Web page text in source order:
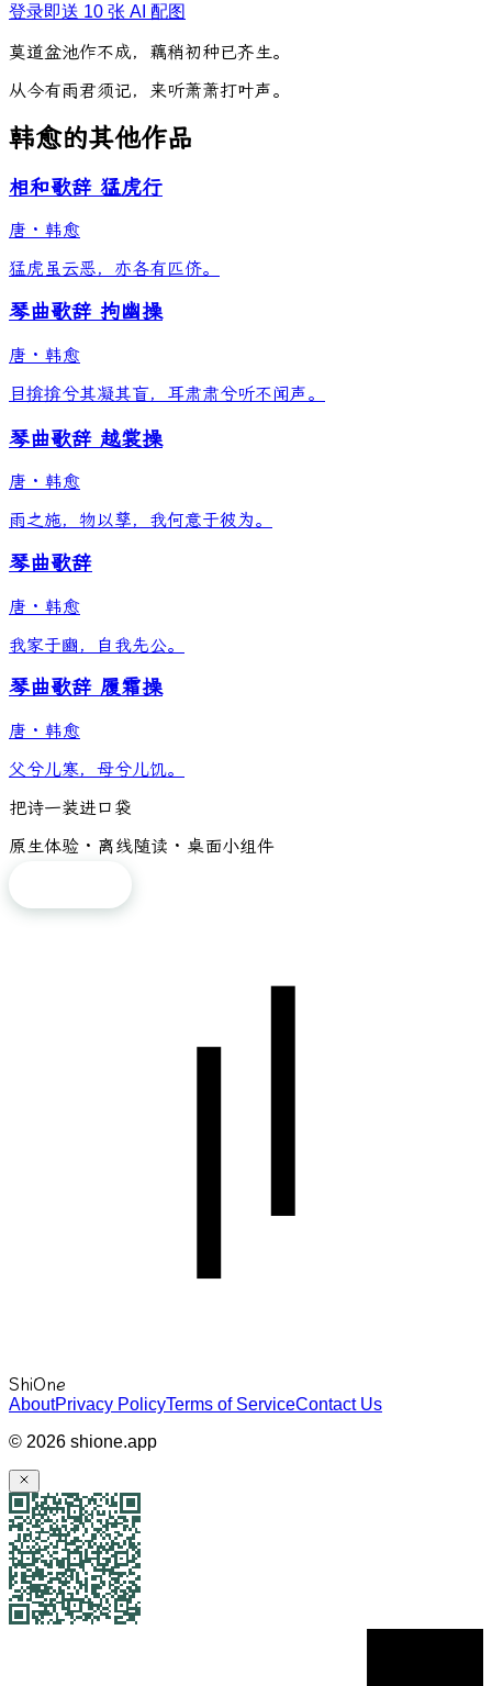
登录即送 10 张 AI 配图
莫道盆池作不成， 藕稍初种已齐生。
从今有雨君须记， 来听萧萧打叶声。
韩愈的其他作品
相和歌辞 猛虎行
唐 · 韩愈
猛虎虽云恶，亦各有匹侪。
琴曲歌辞 拘幽操
唐 · 韩愈
目揜揜兮其凝其盲，耳肃肃兮听不闻声。
琴曲歌辞 越裳操
唐 · 韩愈
雨之施，物以孳，我何意于彼为。
琴曲歌辞
唐 · 韩愈
我家于豳，自我先公。
琴曲歌辞 履霜操
唐 · 韩愈
父兮儿寒，母兮儿饥。
把诗一装进口袋
原生体验 · 离线随读 · 桌面小组件
ShiOne
AboutPrivacy PolicyTerms of ServiceContact Us
© 2026 shione.app